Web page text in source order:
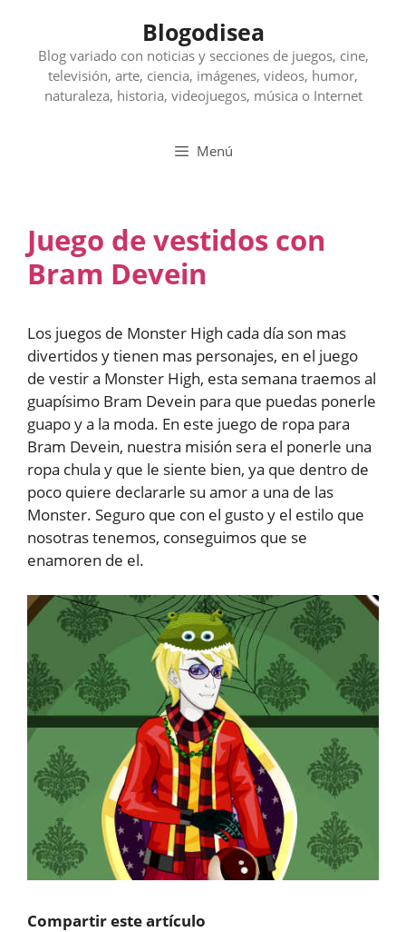
contenido
Blogodisea
Blog variado con noticias y secciones de juegos, cine,
televisión, arte, ciencia, imágenes, videos, humor,
naturaleza, historia, videojuegos, música o Internet
Menú
Juego de vestidos con
Bram Devein
Los juegos de Monster High cada día son mas
divertidos y tienen mas personajes, en el juego
de vestir a Monster High, esta semana traemos al
guapísimo Bram Devein para que puedas ponerle
guapo y a la moda. En este juego de ropa para
Bram Devein, nuestra misión sera el ponerle una
ropa chula y que le siente bien, ya que dentro de
poco quiere declararle su amor a una de las
Monster. Seguro que con el gusto y el estilo que
nosotras tenemos, conseguimos que se
enamoren de el.
Compartir este artículo